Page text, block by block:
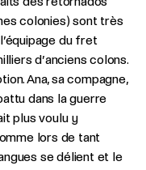
colonies) sont très
du fret
d’anciens colons.
Ana, sa compagne,
dans la guerre
plus voulu y
lors de tant
se délient et le